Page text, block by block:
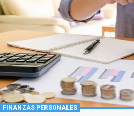
FINANZAS PERSONALES